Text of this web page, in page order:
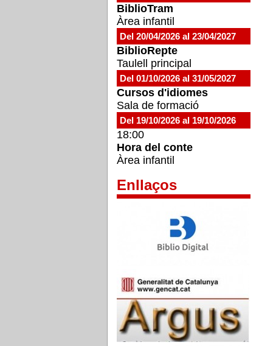
BiblioTram
Àrea infantil
Del 20/04/2026 al 23/04/2027
BiblioRepte
Taulell principal
Del 01/10/2026 al 31/05/2027
Cursos d'idiomes
Sala de formació
Del 19/10/2026 al 19/10/2026
18:00
Hora del conte
Àrea infantil
Enllaços